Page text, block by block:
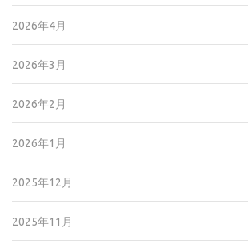
2026年4月
2026年3月
2026年2月
2026年1月
2025年12月
2025年11月